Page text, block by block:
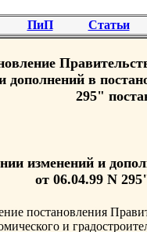
ПиП Статьи
дополнений в
295"
изменений и
от 06.04.99 N
постановления
и